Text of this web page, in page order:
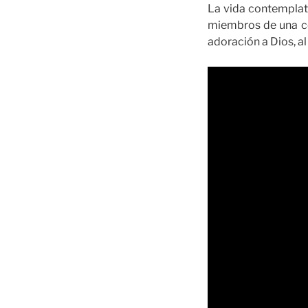
La vida
miembros de una
adoración a Dios,